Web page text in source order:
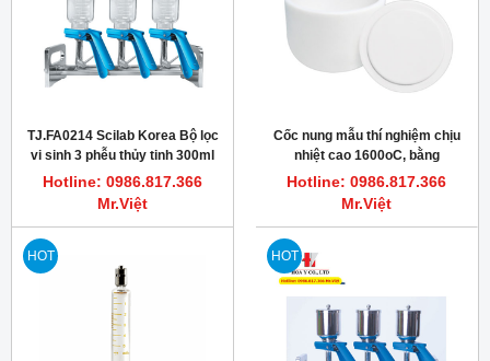
TJ.FA0214 Scilab Korea Bộ lọc
vi sinh 3 phễu thủy tinh 300ml
Hotline: 0986.817.366
Mr.Việt
Cốc nung mẫu thí nghiệm chịu
nhiệt cao 1600oC, bằng
Alumina
Hotline: 0986.817.366
Mr.Việt
HOT HOT